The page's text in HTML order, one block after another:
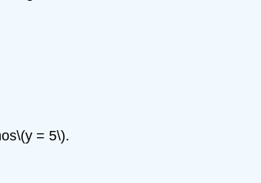
\(y = 5\).